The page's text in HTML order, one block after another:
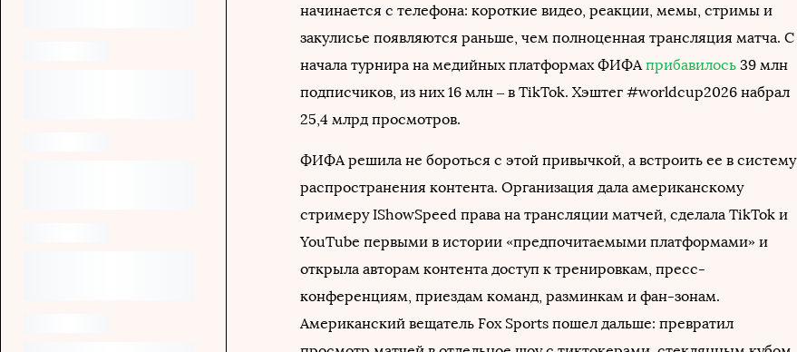
начинается с телефона: короткие видео, реакции, мемы, стримы и
закулисье появляются раньше, чем полноценная трансляция матча. С
начала турнира на медийных платформах ФИФА прибавилось 39 млн
подписчиков, из них 16 млн – в TikTok. Хэштег #worldcup2026 набрал
25,4 млрд просмотров.
ФИФА решила не бороться с этой привычкой, а встроить ее в систему
распространения контента. Организация дала американскому
стримеру IShowSpeed права на трансляции матчей, сделала TikTok и
YouTube первыми в истории «предпочитаемыми платформами» и
открыла авторам контента доступ к тренировкам, пресс-
конференциям, приездам команд, разминкам и фан-зонам.
Американский вещатель Fox Sports пошел дальше: превратил